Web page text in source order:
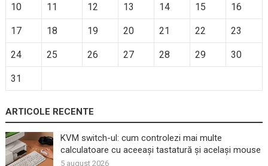
10 11 12 13 14 15 16
17 18 19 20 21 22 23
24 25 26 27 28 29 30
31
ARTICOLE RECENTE
KVM switch-ul: cum controlezi mai multe
calculatoare cu aceeași tastatură și același mouse
5 august 2026